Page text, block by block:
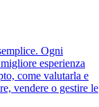
Ogni
esperienza
come valutarla e
vendere o gestire le